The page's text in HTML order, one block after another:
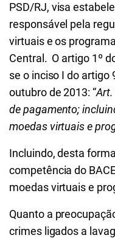
PSD/RJ, visa
responsável pela
virtuais e os
Central. O artigo 1º
se o inciso I do artigo
outubro de 2013: “
de pagamento;
moedas virtuais e
Incluindo, desta
competência do
moedas virtuais e
Quanto a
crimes ligados a